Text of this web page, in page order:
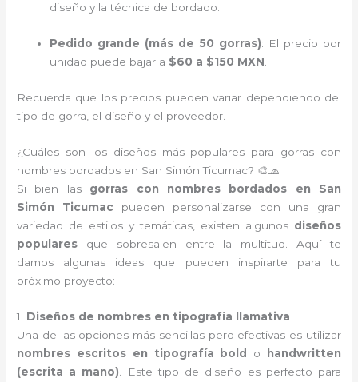
diseño y la técnica de bordado.
Pedido grande (más de 50 gorras): El precio por
unidad puede bajar a $60 a $150 MXN
Recuerda que los precios pueden variar dependiendo del
tipo de gorra, el diseño y el proveedor.
¿Cuáles son los diseños más populares para gorras con
nombres bordados en San Simón Ticumac? 🎨🧢
Si bien las gorras con nombres bordados en San
Simón Ticumac pueden personalizarse con una gran
variedad de estilos y temáticas, existen algunos diseños
populares que sobresalen entre la multitud. Aquí te
damos algunas ideas que pueden inspirarte para tu
próximo proyecto:
1. Diseños de nombres en tipografía llamativa
Una de las opciones más sencillas pero efectivas es utilizar
nombres escritos en tipografía bold
o
handwritten
(escrita a mano) . Este tipo de diseño es perfecto para